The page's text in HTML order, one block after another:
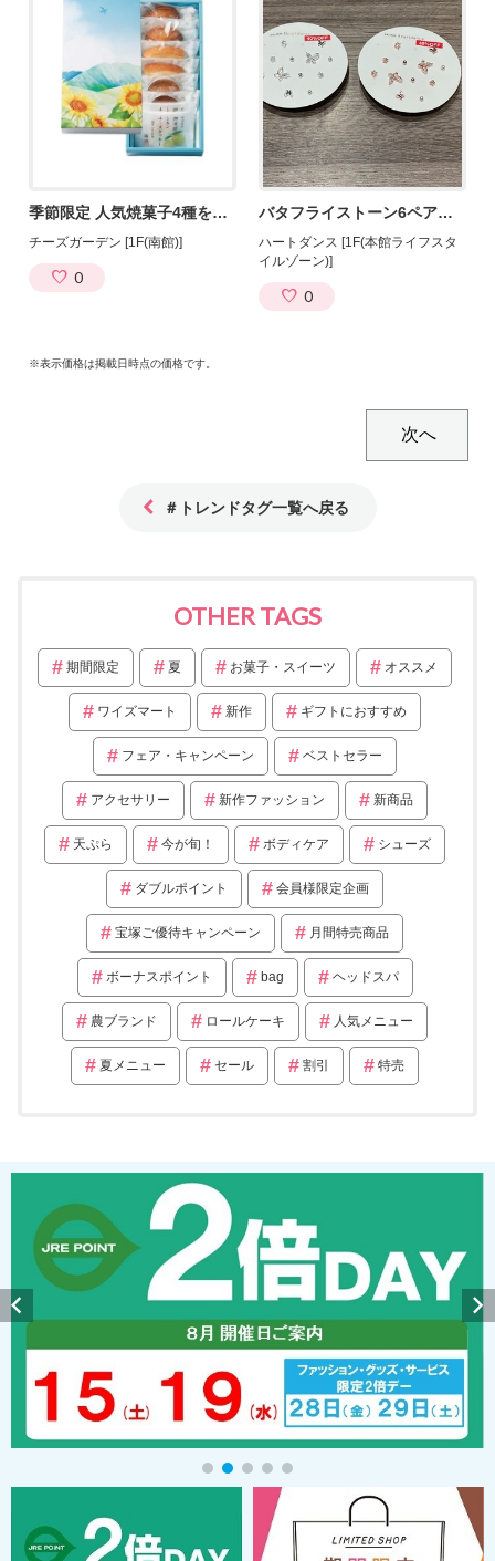
季節限定 人気焼菓子4種を詰め合わせ 『夏の焼菓子4種セット』7/22発売！
チーズガーデン [1F(南館)]
0
バタフライストーン6ペアセットピアス
ハートダンス [1F(本館ライフスタ
イルゾーン)]
0
※表示価格は掲載日時点の価格です。
＃トレンドタグ一覧へ戻る
OTHER TAGS
期間限定 夏 お菓子・スイーツ オススメ
ワイズマート 新作 ギフトにおすすめ
フェア・キャンペーン ベストセラー
アクセサリー 新作ファッション 新商品
天ぷら 今が旬！ ボディケア シューズ
ダブルポイント 会員様限定企画
宝塚ご優待キャンペーン 月間特売商品
ボーナスポイント bag ヘッドスパ
農ブランド ロールケーキ 人気メニュー
夏メニュー セール 割引 特売